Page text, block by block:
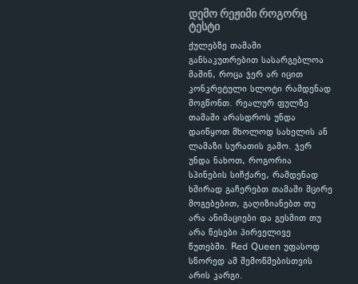
დემო რეჟიმი როგორც
ტესტი
ქულებზე თამაში
განსაკუთრებით სასარგებლოა
მაშინ, როცა ჯერ არ იცით
კონკრეტული სლოტი რამდენად
მოგწონთ. რეალურ ფულზე
თამაში არასდროს უნდა
დაიწყოთ მხოლოდ სახელის ან
ლამაზი სურათის გამო. ჯერ
უნდა ნახოთ, როგორია
სპინების სიჩქარე, რამდენად
ხშირად გაჩერებთ თამაში მცირე
მოგებებით, გაღიზიანებთ თუ
არა ანიმაციები და გესმით თუ
არა წესები პირველივე
წუთებში. Red Queen უფასოდ
სწორედ ამ შემოწმებისთვის
არის კარგი.